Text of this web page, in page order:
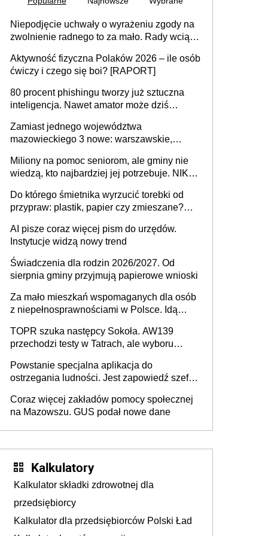
Niepodjęcie uchwały o wyrażeniu zgody na
zwolnienie radnego to za mało. Rady wciąż
rozstrzygać sprawy
Aktywność fizyczna Polaków 2026 – ile osób
ćwiczy i czego się boi? [RAPORT]
80 procent phishingu tworzy już sztuczna
inteligencja. Nawet amator może dziś
Zamiast jednego województwa
mazowieckiego 3 nowe: warszawskie,
Europie nie ma tak dużych jednostek
stołecznych
Miliony na pomoc seniorom, ale gminy nie
wiedzą, kto najbardziej jej potrzebuje. NIK
Do którego śmietnika wyrzucić torebki od
przypraw: plastik, papier czy zmieszane?
AI pisze coraz więcej pism do urzędów.
Instytucje widzą nowy trend
Świadczenia dla rodzin 2026/2027. Od
sierpnia gminy przyjmują papierowe wnioski
Za mało mieszkań wspomaganych dla osób
z niepełnosprawnościami w Polsce. Idą
TOPR szuka następcy Sokoła. AW139
przechodzi testy w Tatrach, ale wyboru
Powstanie specjalna aplikacja do
ostrzegania ludności. Jest zapowiedź szefa
Coraz więcej zakładów pomocy społecznej
na Mazowszu. GUS podał nowe dane
Kalkulatory
Kalkulator składki zdrowotnej dla
przedsiębiorcy
Kalkulator dla przedsiębiorców Polski Ład